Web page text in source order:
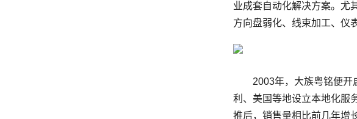
业成套自动化解决方案。尤
方向盘弱化、线束加工、仪
2003年，大族粤铭便开启
利、美国等地设立本地化服
推后，销售量相比前几年增